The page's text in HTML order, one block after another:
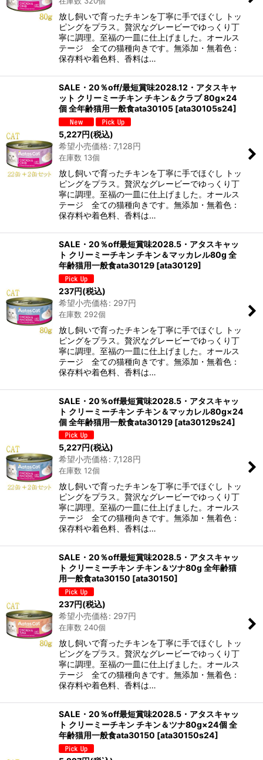
放し飼いで育ったチキンを丁寧に手でほぐし トッ
ピングをプラス。贅沢なグレービーでゆっくり丁
寧に調理。至福の一皿に仕上げました。オールス
テージ 全ての猫種向きです。無添加・無着色：
保存料や着色料、香料は…
SALE・20％off/最短賞味2028.12・アタスキャ
ット クリーミーチキン チキン＆クラブ 80g×24
個 全年齢猫用一般食ata30105 [ata30105s24]
5,227円(税込)
希望小売価格: 7,128円
在庫数 13個
放し飼いで育ったチキンを丁寧に手でほぐし トッ
ピングをプラス。贅沢なグレービーでゆっくり丁
寧に調理。至福の一皿に仕上げました。オールス
テージ 全ての猫種向きです。無添加・無着色：
保存料や着色料、香料は…
SALE・20％off最短賞味2028.5・アタスキャッ
ト クリーミーチキン チキン＆マッカレル80g 全
年齢猫用一般食ata30129 [ata30129]
237円(税込)
希望小売価格: 297円
在庫数 292個
放し飼いで育ったチキンを丁寧に手でほぐし トッ
ピングをプラス。贅沢なグレービーでゆっくり丁
寧に調理。至福の一皿に仕上げました。オールス
テージ 全ての猫種向きです。無添加・無着色：
保存料や着色料、香料は…
SALE・20％off最短賞味2028.5・アタスキャッ
ト クリーミーチキン チキン＆マッカレル80g×24
個 全年齢猫用一般食ata30129 [ata30129s24]
5,227円(税込)
希望小売価格: 7,128円
在庫数 12個
放し飼いで育ったチキンを丁寧に手でほぐし トッ
ピングをプラス。贅沢なグレービーでゆっくり丁
寧に調理。至福の一皿に仕上げました。オールス
テージ 全ての猫種向きです。無添加・無着色：
保存料や着色料、香料は…
SALE・20％off最短賞味2028.5・アタスキャッ
ト クリーミーチキン チキン＆ツナ80g 全年齢猫
用一般食ata30150 [ata30150]
237円(税込)
希望小売価格: 297円
在庫数 240個
放し飼いで育ったチキンを丁寧に手でほぐし トッ
ピングをプラス。贅沢なグレービーでゆっくり丁
寧に調理。至福の一皿に仕上げました。オールス
テージ 全ての猫種向きです。無添加・無着色：
保存料や着色料、香料は…
SALE・20％off最短賞味2028.5・アタスキャッ
ト クリーミーチキン チキン＆ツナ80g×24個 全
年齢猫用一般食ata30150 [ata30150s24]